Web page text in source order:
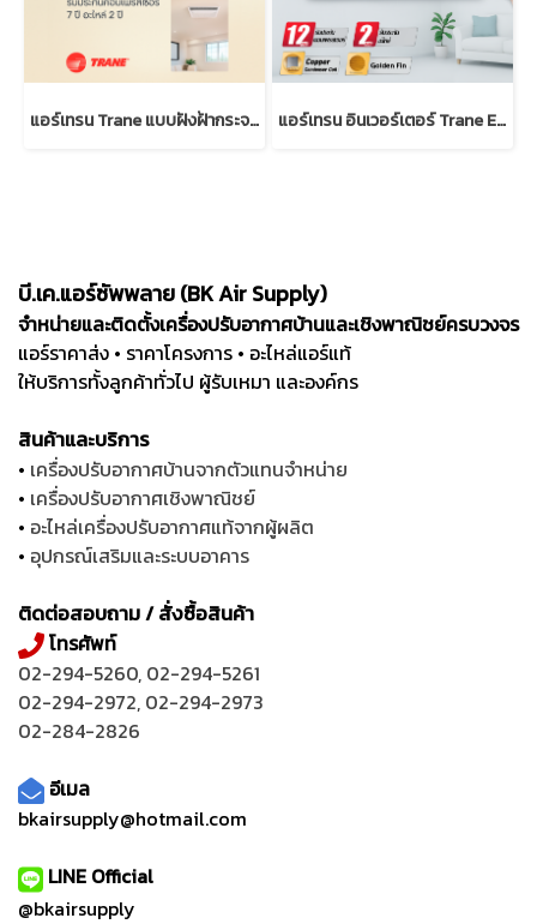
แอร์เทรน Trane แบบฝังฝ้ากระจายลม 1 ทิศทาง มาตรฐาน (R32) แอร์เทรน อินเวอร์เตอร์ Trane Eternity Inverter แบบติดผนัง
บี.เค.แอร์ซัพพลาย (BK Air Supply)
จำหน่ายและติดตั้งเครื่องปรับอากาศบ้านและเชิงพาณิชย์ครบวงจร
แอร์ราคาส่ง • ราคาโครงการ • อะไหล่แอร์แท้
ให้บริการทั้งลูกค้าทั่วไป ผู้รับเหมา และองค์กร
สินค้าและบริการ
• เครื่องปรับอากาศบ้านจากตัวแทนจำหน่าย
• เครื่องปรับอากาศเชิงพาณิชย์
• อะไหล่เครื่องปรับอากาศแท้จากผู้ผลิต
• อุปกรณ์เสริมและระบบอาคาร
ติดต่อสอบถาม / สั่งซื้อสินค้า
โทรศัพท์
02-294-5260, 02-294-5261
02-294-2972, 02-294-2973
02-284-2826
อีเมล
bkairsupply@hotmail.com
LINE Official
@bkairsupply